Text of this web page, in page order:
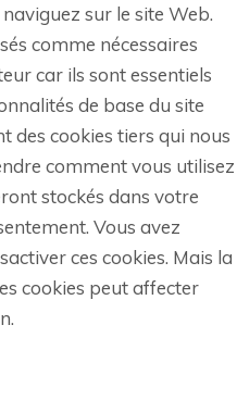
sur le site Web.
comme nécessaires
car ils sont essentiels
de base du site
des cookies tiers qui nous
comment vous utilisez
stockés dans votre
Vous avez
ces cookies. Mais la
cookies peut affecter